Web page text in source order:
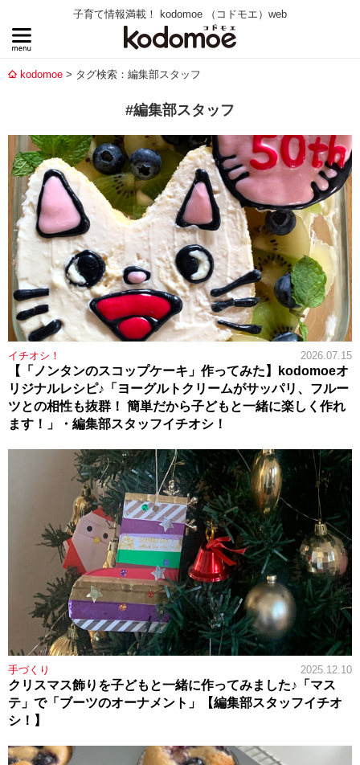
子育て情報満載！ kodomoe （コドモエ）web
kodomoe タグ検索：編集部スタッフ
#編集部スタッフ
イチオシ！ 2026.07.15
【「ノンタンのスコップケーキ」作ってみた】kodomoeオ
リジナルレシピ♪「ヨーグルトクリームがサッパリ、フルー
ツとの相性も抜群！ 簡単だから子どもと一緒に楽しく作れ
ます！」・編集部スタッフイチオシ！
手づくり 2025.12.10
クリスマス飾りを子どもと一緒に作ってみました♪「マス
テ」で「ブーツのオーナメント」【編集部スタッフイチオ
シ！】